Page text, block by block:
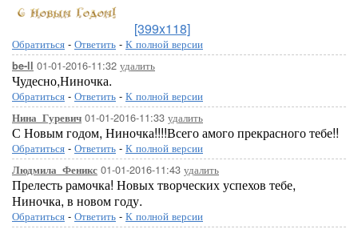
[399x118]
Обратиться - Ответить - К полной версии
be-ll 01-01-2016-11:32 удалить
Чудесно,Ниночка.
Обратиться - Ответить - К полной версии
Нина_Гуревич 01-01-2016-11:33 удалить
С Новым годом, Ниночка!!!!Всего амого прекрасного тебе!!
Обратиться - Ответить - К полной версии
Людмила_Феникс 01-01-2016-11:43 удалить
Прелесть рамочка! Новых творческих успехов тебе,
Ниночка, в новом году.
Обратиться - Ответить - К полной версии